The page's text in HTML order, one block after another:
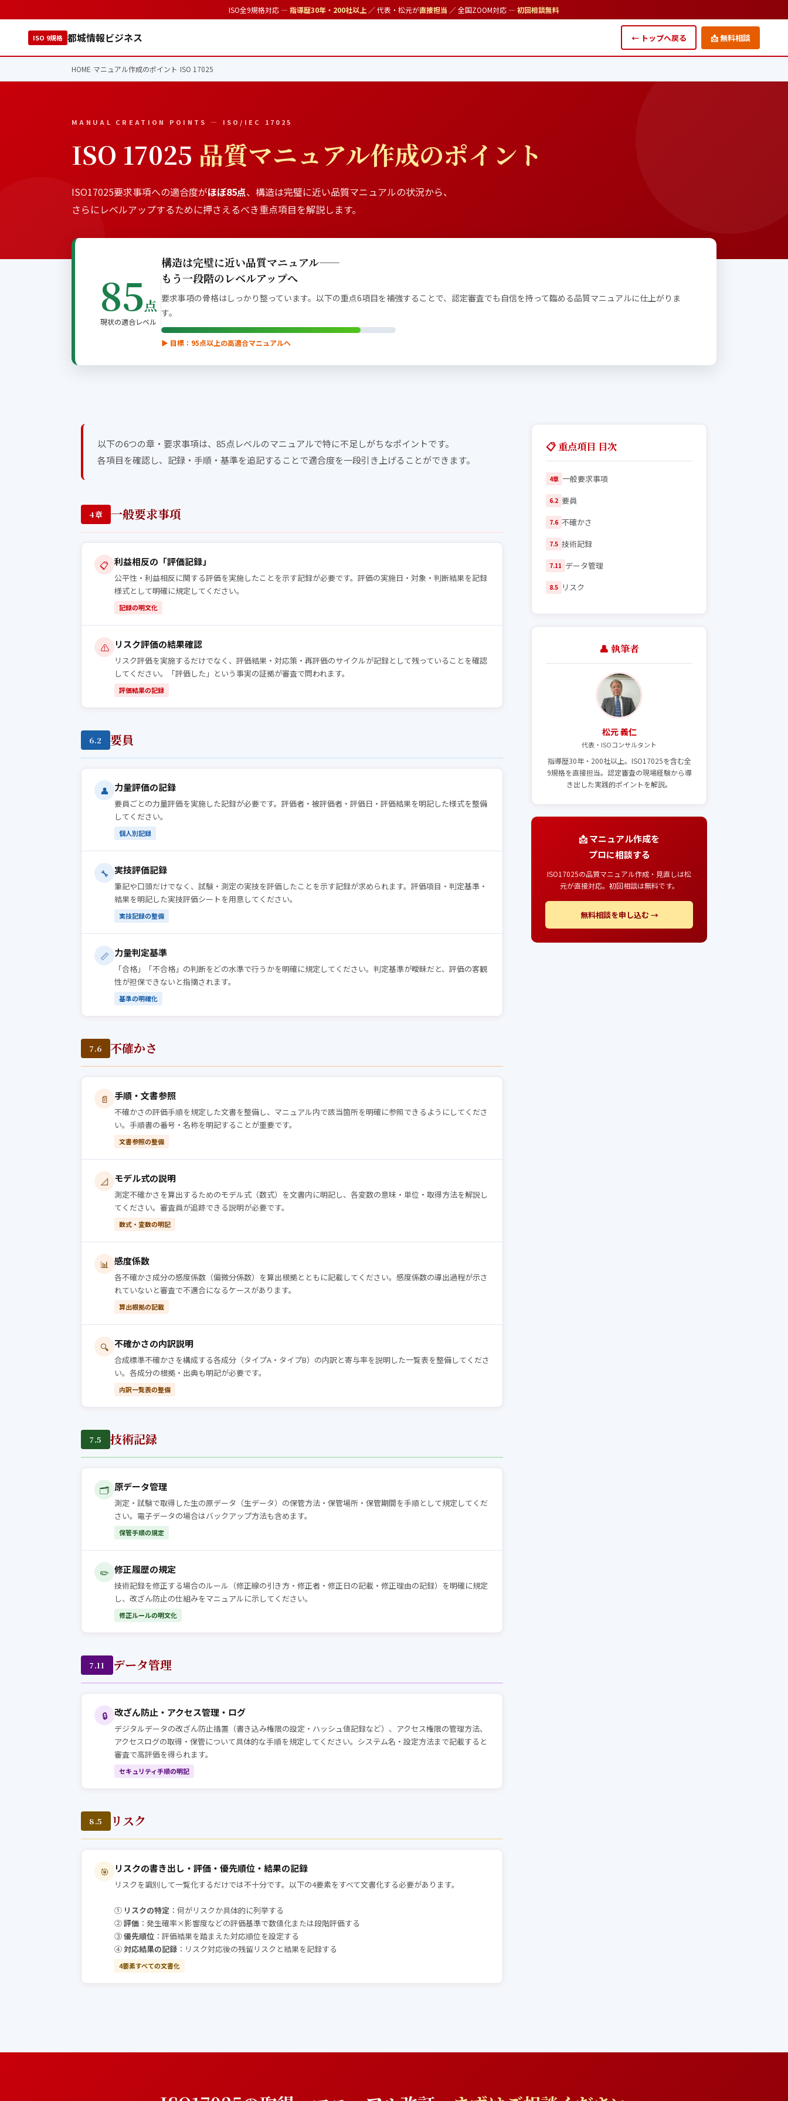
ISO全9規格対応 — 指導歴30年・200社以上 ／ 代表・松元が直接担当 ／ 全国ZOOM対応 — 初回相談無料
ISO 9規格 都城情報ビジネス ← トップへ戻る 📩 無料相談
HOME マニュアル作成のポイント ISO 17025
MANUAL CREATION POINTS — ISO/IEC 17025
ISO 17025 品質マニュアル作成のポイント
ISO17025要求事項への適合度がほぼ85点、構造は完璧に近い品質マニュアルの状況から、
さらにレベルアップするために押さえるべき重点項目を解説します。
85点
現状の適合レベル
構造は完璧に近い品質マニュアル——
もう一段階のレベルアップへ
要求事項の骨格はしっかり整っています。以下の重点6項目を補強することで、認定審査でも自信を持って臨める品質マニュアルに仕上がりま
す。
▶ 目標：95点以上の高適合マニュアルへ
以下の6つの章・要求事項は、85点レベルのマニュアルで特に不足しがちなポイントです。
各項目を確認し、記録・手順・基準を追記することで適合度を一段引き上げることができます。
4章 一般要求事項
📋 利益相反の「評価記録」
公平性・利益相反に関する評価を実施したことを示す記録が必要です。評価の実施日・対象・判断結果を記録
様式として明確に規定してください。
記録の明文化
⚠️ リスク評価の結果確認
リスク評価を実施するだけでなく、評価結果・対応策・再評価のサイクルが記録として残っていることを確認
してください。「評価した」という事実の証拠が審査で問われます。
評価結果の記録
6.2 要員
👤 力量評価の記録
要員ごとの力量評価を実施した記録が必要です。評価者・被評価者・評価日・評価結果を明記した様式を整備
してください。
個人別記録
🔧 実技評価記録
筆記や口頭だけでなく、試験・測定の実技を評価したことを示す記録が求められます。評価項目・判定基準・
結果を明記した実技評価シートを用意してください。
実技記録の整備
📏 力量判定基準
「合格」「不合格」の判断をどの水準で行うかを明確に規定してください。判定基準が曖昧だと、評価の客観
性が担保できないと指摘されます。
基準の明確化
7.6 不確かさ
📄 手順・文書参照
不確かさの評価手順を規定した文書を整備し、マニュアル内で該当箇所を明確に参照できるようにしてくださ
い。手順書の番号・名称を明記することが重要です。
文書参照の整備
📐 モデル式の説明
測定不確かさを算出するためのモデル式（数式）を文書内に明記し、各変数の意味・単位・取得方法を解説し
てください。審査員が追跡できる説明が必要です。
数式・変数の明記
📊 感度係数
各不確かさ成分の感度係数（偏微分係数）を算出根拠とともに記載してください。感度係数の導出過程が示さ
れていないと審査で不適合になるケースがあります。
算出根拠の記載
🔍 不確かさの内訳説明
合成標準不確かさを構成する各成分（タイプA・タイプB）の内訳と寄与率を説明した一覧表を整備してくださ
い。各成分の根拠・出典も明記が必要です。
内訳一覧表の整備
7.5 技術記録
🗂️ 原データ管理
測定・試験で取得した生の原データ（生データ）の保管方法・保管場所・保管期間を手順として規定してくだ
さい。電子データの場合はバックアップ方法も含めます。
保管手順の規定
✏️ 修正履歴の規定
技術記録を修正する場合のルール（修正線の引き方・修正者・修正日の記載・修正理由の記録）を明確に規定
し、改ざん防止の仕組みをマニュアルに示してください。
修正ルールの明文化
7.11 データ管理
🔒 改ざん防止・アクセス管理・ログ
デジタルデータの改ざん防止措置（書き込み権限の設定・ハッシュ値記録など）、アクセス権限の管理方法、
アクセスログの取得・保管について具体的な手順を規定してください。システム名・設定方法まで記載すると
審査で高評価を得られます。
セキュリティ手順の明記
8.5 リスク
🎯 リスクの書き出し・評価・優先順位・結果の記録
リスクを識別して一覧化するだけでは不十分です。以下の4要素をすべて文書化する必要があります。
① リスクの特定 ：何がリスクか具体的に列挙する
②評価 ：発生確率×影響度などの評価基準で数値化または段階評価する
③優先順位 ：評価結果を踏まえた対応順位を設定する
④対応結果の記録 ：リスク対応後の残留リスクと結果を記録する
4要素すべての文書化
📋 重点項目 目次
4章 一般要求事項
6.2 要員
7.6 不確かさ
7.5 技術記録
7.11 データ管理
8.5 リスク
👤 執筆者
松元 義仁
代表・ISOコンサルタント
指導歴30年・200社以上。ISO17025を含む全
9規格を直接担当。認定審査の現場経験から導
き出した実践的ポイントを解説。
📩 マニュアル作成を
プロに相談する
ISO17025の品質マニュアル作成・見直しは松
元が直接対応。初回相談は無料です。
無料相談を申し込む →